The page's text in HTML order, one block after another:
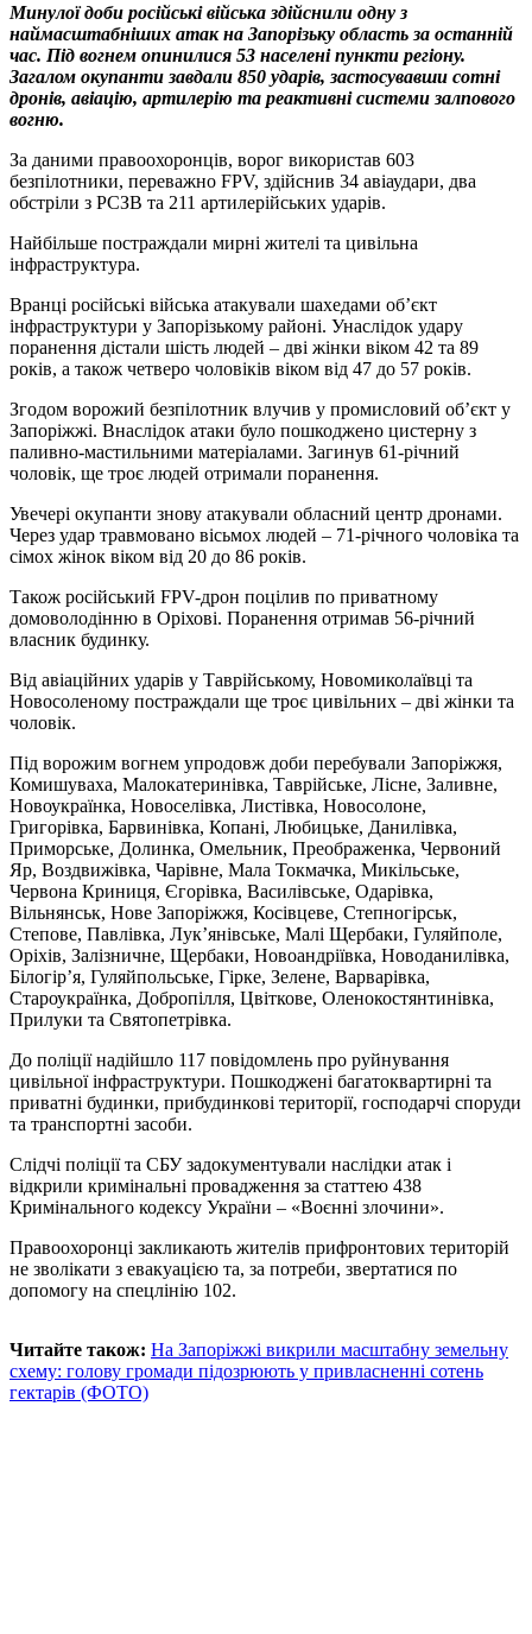
Минулої доби російські війська здійснили одну з
наймасштабніших атак на Запорізьку область за останній
час. Під вогнем опинилися 53 населені пункти регіону.
Загалом окупанти завдали 850 ударів, застосувавши сотні
дронів, авіацію, артилерію та реактивні системи залпового
вогню.
За даними правоохоронців, ворог використав 603
безпілотники, переважно FPV, здійснив 34 авіаудари, два
обстріли з РСЗВ та 211 артилерійських ударів.
Найбільше постраждали мирні жителі та цивільна
інфраструктура.
Вранці російські війська атакували шахедами об’єкт
інфраструктури у Запорізькому районі. Унаслідок удару
поранення дістали шість людей – дві жінки віком 42 та 89
років, а також четверо чоловіків віком від 47 до 57 років.
Згодом ворожий безпілотник влучив у промисловий об’єкт у
Запоріжжі. Внаслідок атаки було пошкоджено цистерну з
паливно-мастильними матеріалами. Загинув 61-річний
чоловік, ще троє людей отримали поранення.
Увечері окупанти знову атакували обласний центр дронами.
Через удар травмовано вісьмох людей – 71-річного чоловіка та
сімох жінок віком від 20 до 86 років.
Також російський FPV-дрон поцілив по приватному
домоволодінню в Оріхові. Поранення отримав 56-річний
власник будинку.
Від авіаційних ударів у Таврійському, Новомиколаївці та
Новосоленому постраждали ще троє цивільних – дві жінки та
чоловік.
Під ворожим вогнем упродовж доби перебували Запоріжжя,
Комишуваха, Малокатеринівка, Таврійське, Лісне, Заливне,
Новоукраїнка, Новоселівка, Листівка, Новосолоне,
Григорівка, Барвинівка, Копані, Любицьке, Данилівка,
Приморське, Долинка, Омельник, Преображенка, Червоний
Яр, Воздвижівка, Чарівне, Мала Токмачка, Микільське,
Червона Криниця, Єгорівка, Василівське, Одарівка,
Вільнянськ, Нове Запоріжжя, Косівцеве, Степногірськ,
Степове, Павлівка, Лук’янівське, Малі Щербаки, Гуляйполе,
Оріхів, Залізничне, Щербаки, Новоандріївка, Новоданилівка,
Білогір’я, Гуляйпольське, Гірке, Зелене, Варварівка,
Староукраїнка, Добропілля, Цвіткове, Оленокостянтинівка,
Прилуки та Святопетрівка.
До поліції надійшло 117 повідомлень про руйнування
цивільної інфраструктури. Пошкоджені багатоквартирні та
приватні будинки, прибудинкові території, господарчі споруди
та транспортні засоби.
Слідчі поліції та СБУ задокументували наслідки атак і
відкрили кримінальні провадження за статтею 438
Кримінального кодексу України – «Воєнні злочини».
Правоохоронці закликають жителів прифронтових територій
не зволікати з евакуацією та, за потреби, звертатися по
допомогу на спецлінію 102.
Читайте також: На Запоріжжі викрили масштабну земельну
схему: голову громади підозрюють у привласненні сотень
гектарів (ФОТО)